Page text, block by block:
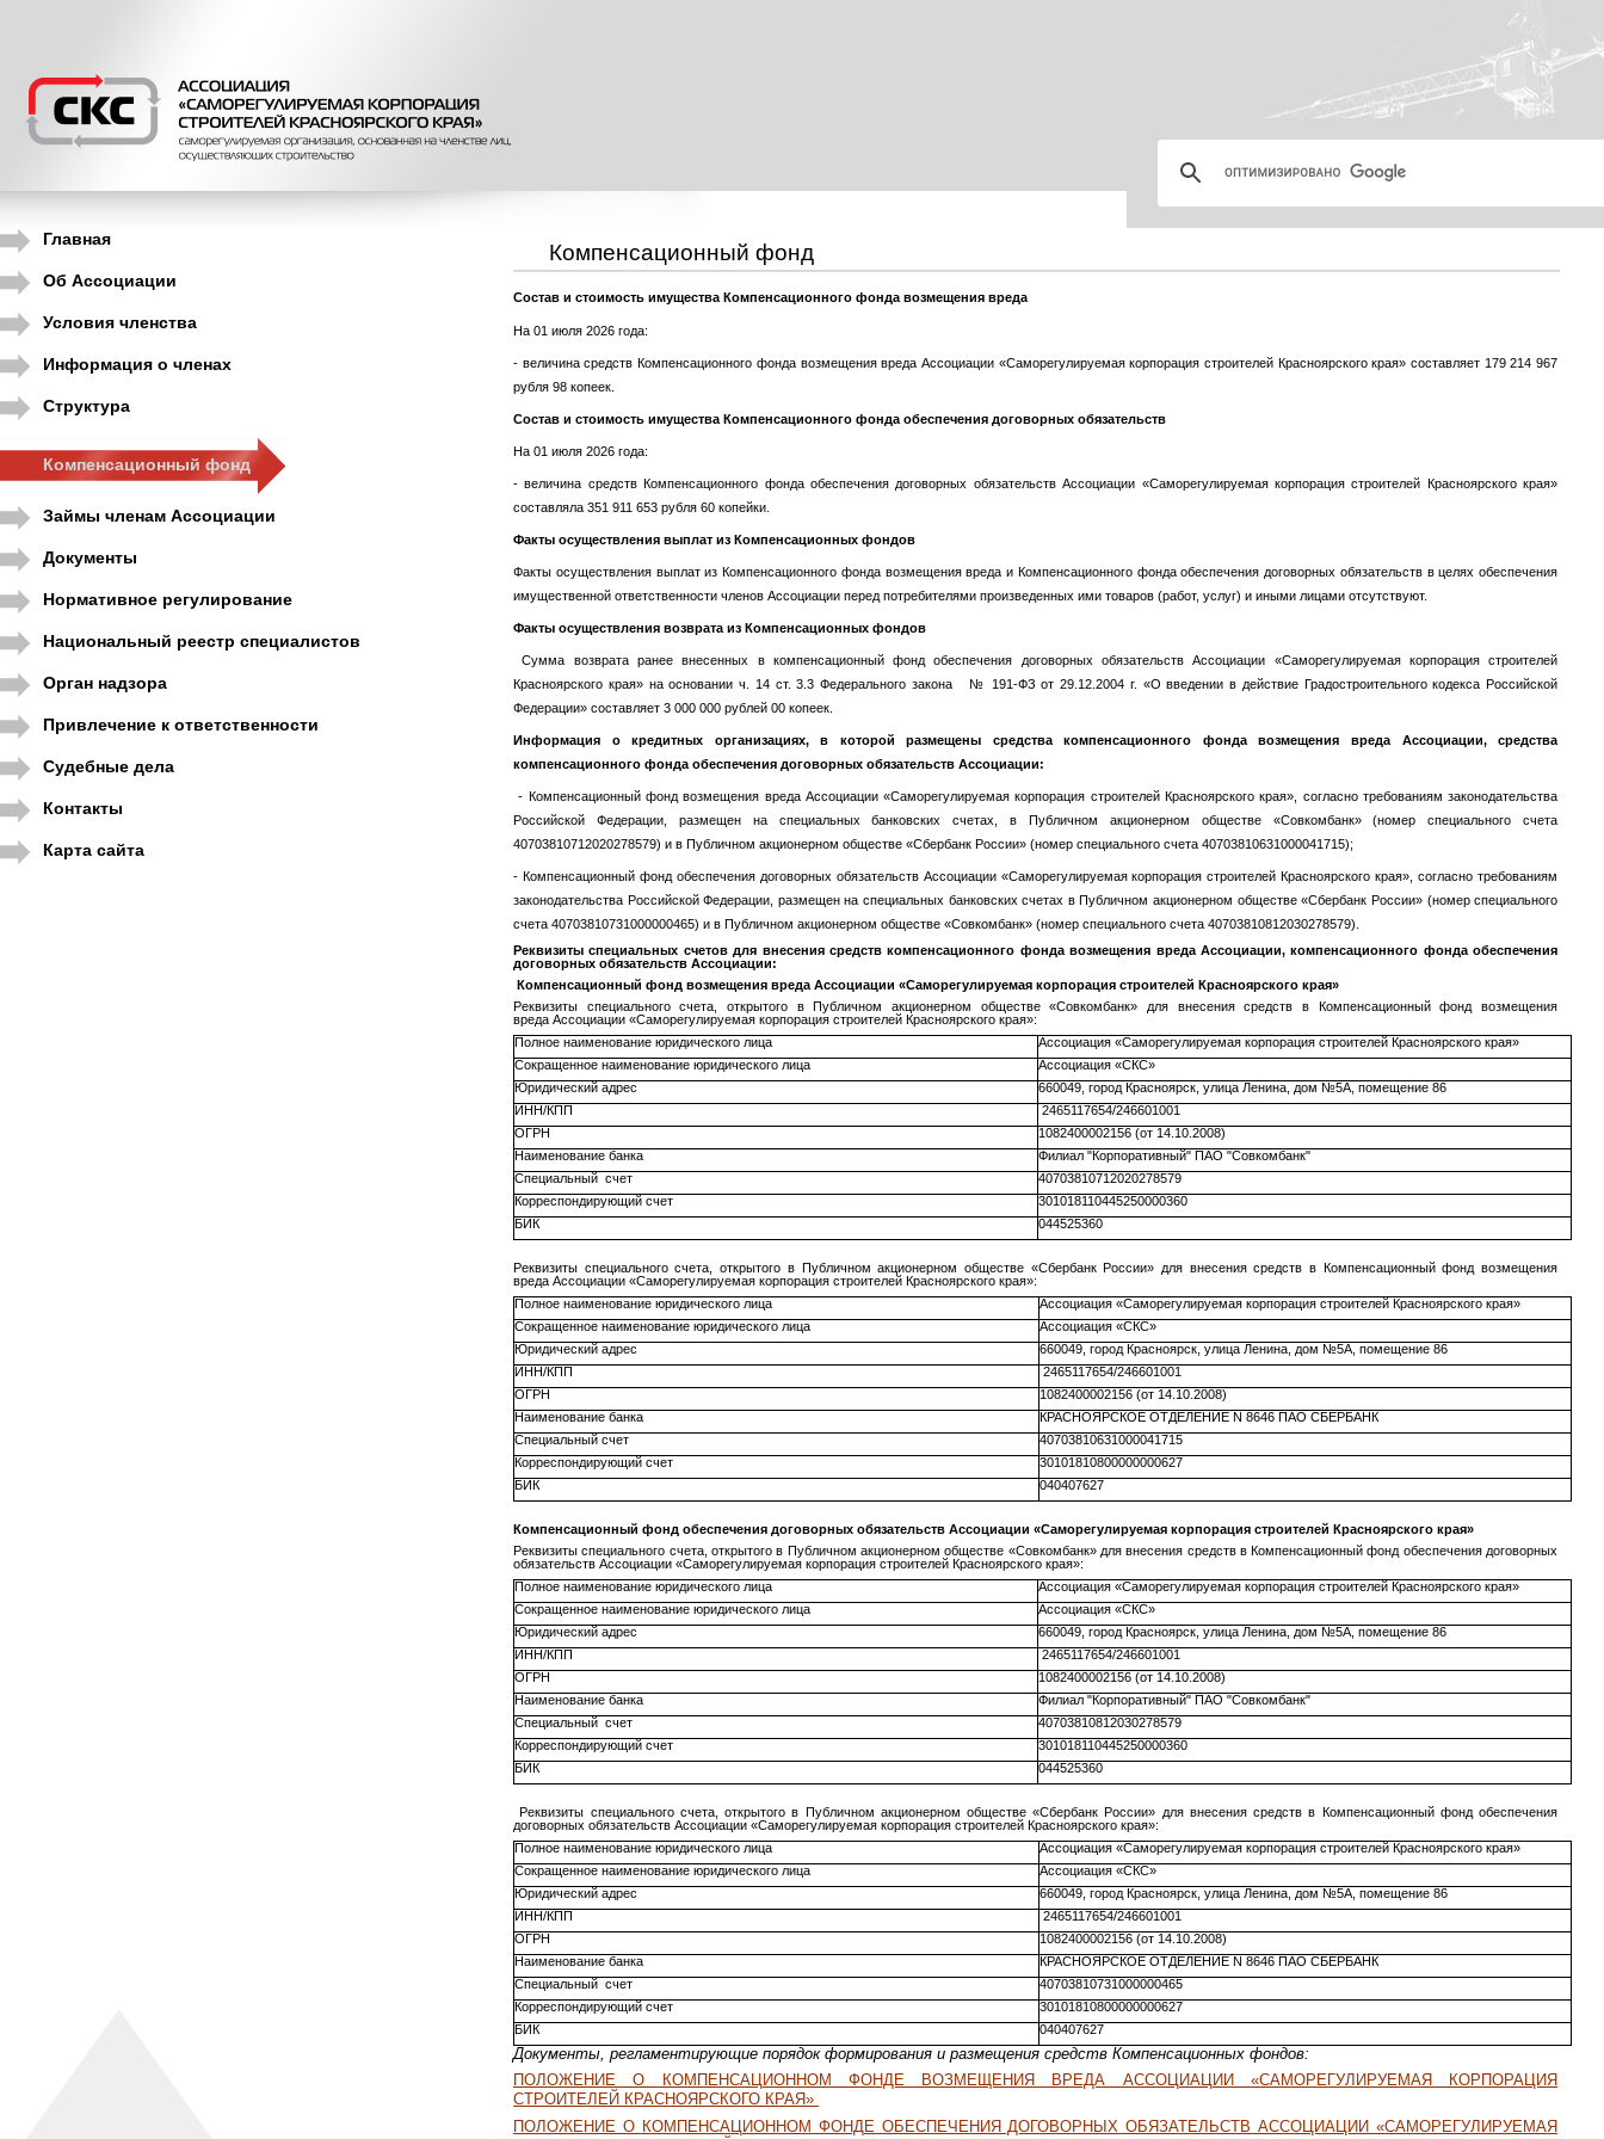
Главная
Об Ассоциации
Условия членства
Информация о членах
Структура
Компенсационный фонд
Займы членам Ассоциации
Документы
Нормативное регулирование
Национальный реестр специалистов
Орган надзора
Привлечение к ответственности
Судебные дела
Контакты
Карта сайта
Компенсационный фонд
Cостав и стоимость имущества Компенсационного фонда возмещения вреда
На 01 июля 2026 года:
- величина средств Компенсационного фонда возмещения вреда Ассоциации «Саморегулируемая корпорация строителей Красноярского края» составляет 179 214 967
рубля 98 копеек.
Состав и стоимость имущества Компенсационного фонда обеспечения договорных обязательств
На 01 июля 2026 года:
- величина средств Компенсационного фонда обеспечения договорных обязательств Ассоциации «Саморегулируемая корпорация строителей Красноярского края»
составляла 351 911 653 рубля 60 копейки.
Факты осуществления выплат из Компенсационных фондов
Факты осуществления выплат из Компенсационного фонда возмещения вреда и Компенсационного фонда обеспечения договорных обязательств в целях обеспечения
имущественной ответственности членов Ассоциации перед потребителями произведенных ими товаров (работ, услуг) и иными лицами отсутствуют.
Факты осуществления возврата из Компенсационных фондов
Сумма возврата ранее внесенных в компенсационный фонд обеспечения договорных обязательств Ассоциации «Саморегулируемая корпорация строителей
Красноярского края» на основании ч. 14 ст. 3.3 Федерального закона № 191-ФЗ от 29.12.2004 г. «О введении в действие Градостроительного кодекса Российской
Федерации» составляет 3 000 000 рублей 00 копеек.
Информация о кредитных организациях, в которой размещены средства компенсационного фонда возмещения вреда Ассоциации, средства
компенсационного фонда обеспечения договорных обязательств Ассоциации:
- Компенсационный фонд возмещения вреда Ассоциации «Саморегулируемая корпорация строителей Красноярского края», согласно требованиям законодательства
Российской Федерации, размещен на специальных банковских счетах, в Публичном акционерном обществе «Совкомбанк» (номер специального счета
40703810712020278579) и в Публичном акционерном обществе «Сбербанк России» (номер специального счета 40703810631000041715);
- Компенсационный фонд обеспечения договорных обязательств Ассоциации «Саморегулируемая корпорация строителей Красноярского края», согласно требованиям
законодательства Российской Федерации, размещен на специальных банковских счетах в Публичном акционерном обществе «Сбербанк России» (номер специального
счета 40703810731000000465) и в Публичном акционерном обществе «Совкомбанк» (номер специального счета 40703810812030278579).
Реквизиты специальных счетов для внесения средств компенсационного фонда возмещения вреда Ассоциации, компенсационного фонда обеспечения
договорных обязательств Ассоциации:
Компенсационный фонд возмещения вреда Ассоциации «Саморегулируемая корпорация строителей Красноярского края»
Реквизиты специального счета, открытого в Публичном акционерном обществе «Совкомбанк» для внесения средств в Компенсационный фонд возмещения
вреда Ассоциации «Саморегулируемая корпорация строителей Красноярского края»:
Полное наименование юридического лица
Ассоциация «Саморегулируемая корпорация строителей Красноярского края»
Сокращенное наименование юридического лица
Ассоциация «СКС»
Юридический адрес
660049, город Красноярск, улица Ленина, дом №5А, помещение 86
ИНН/КПП
2465117654/246601001
ОГРН
1082400002156 (от 14.10.2008)
Наименование банка
Филиал "Корпоративный" ПАО "Совкомбанк"
Специальный счет
40703810712020278579
Корреспондирующий счет
301018110445250000360
БИК
044525360
Реквизиты специального счета, открытого в Публичном акционерном обществе «Сбербанк России» для внесения средств в Компенсационный фонд возмещения
вреда Ассоциации «Саморегулируемая корпорация строителей Красноярского края»:
Полное наименование юридического лица
Ассоциация «Саморегулируемая корпорация строителей Красноярского края»
Сокращенное наименование юридического лица
Ассоциация «СКС»
Юридический адрес
660049, город Красноярск, улица Ленина, дом №5А, помещение 86
ИНН/КПП
2465117654/246601001
ОГРН
1082400002156 (от 14.10.2008)
Наименование банка
КРАСНОЯРСКОЕ ОТДЕЛЕНИЕ N 8646 ПАО СБЕРБАНК
Специальный счет
40703810631000041715
Корреспондирующий счет
30101810800000000627
БИК
040407627
Компенсационный фонд обеспечения договорных обязательств Ассоциации «Саморегулируемая корпорация строителей Красноярского края»
Реквизиты специального счета, открытого в Публичном акционерном обществе «Совкомбанк» для внесения средств в Компенсационный фонд обеспечения договорных
обязательств Ассоциации «Саморегулируемая корпорация строителей Красноярского края»:
Полное наименование юридического лица
Ассоциация «Саморегулируемая корпорация строителей Красноярского края»
Сокращенное наименование юридического лица
Ассоциация «СКС»
Юридический адрес
660049, город Красноярск, улица Ленина, дом №5А, помещение 86
ИНН/КПП
2465117654/246601001
ОГРН
1082400002156 (от 14.10.2008)
Наименование банка
Филиал "Корпоративный" ПАО "Совкомбанк"
Специальный счет
40703810812030278579
Корреспондирующий счет
301018110445250000360
БИК
044525360
Реквизиты специального счета, открытого в Публичном акционерном обществе «Сбербанк России» для внесения средств в Компенсационный фонд обеспечения
договорных обязательств Ассоциации «Саморегулируемая корпорация строителей Красноярского края»:
Полное наименование юридического лица
Ассоциация «Саморегулируемая корпорация строителей Красноярского края»
Сокращенное наименование юридического лица
Ассоциация «СКС»
Юридический адрес
660049, город Красноярск, улица Ленина, дом №5А, помещение 86
ИНН/КПП
2465117654/246601001
ОГРН
1082400002156 (от 14.10.2008)
Наименование банка
КРАСНОЯРСКОЕ ОТДЕЛЕНИЕ N 8646 ПАО СБЕРБАНК
Специальный счет
40703810731000000465
Корреспондирующий счет
30101810800000000627
БИК
040407627
Документы, регламентирующие порядок формирования и размещения средств Компенсационных фондов:
ПОЛОЖЕНИЕ О КОМПЕНСАЦИОННОМ ФОНДЕ ВОЗМЕЩЕНИЯ ВРЕДА АССОЦИАЦИИ «САМОРЕГУЛИРУЕМАЯ КОРПОРАЦИЯ
СТРОИТЕЛЕЙ КРАСНОЯРСКОГО КРАЯ»
ПОЛОЖЕНИЕ О КОМПЕНСАЦИОННОМ ФОНДЕ ОБЕСПЕЧЕНИЯ ДОГОВОРНЫХ ОБЯЗАТЕЛЬСТВ АССОЦИАЦИИ «САМОРЕГУЛИРУЕМАЯ